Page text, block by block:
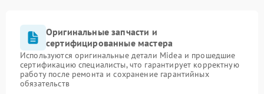
Оригинальные запчасти и
сертифицированные мастера
Используются оригинальные детали Midea и прошедшие
сертификацию специалисты, что гарантирует корректную
работу после ремонта и сохранение гарантийных
обязательств